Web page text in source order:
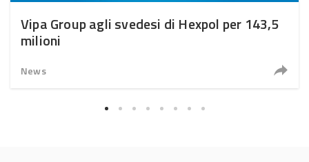
Vipa Group agli svedesi di Hexpol per 143,5
milioni
News